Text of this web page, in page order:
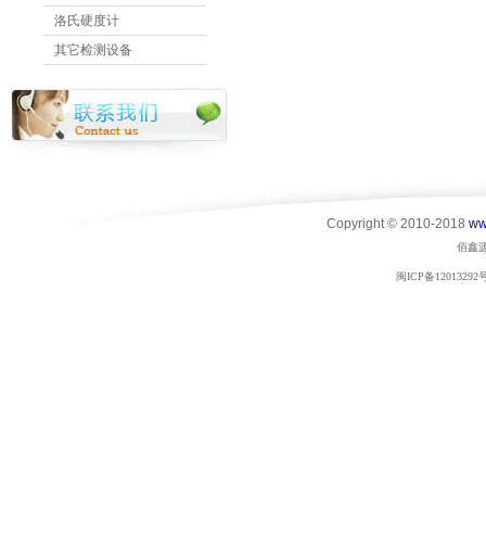
洛氏硬度计
其它检测设备
Copyright © 2010-2018
佰鑫
闽ICP备12013292